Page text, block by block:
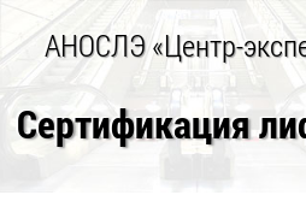
АНОСЛЭ «Центр-
Сертификация